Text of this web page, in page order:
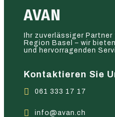
AVAN
Ihr zuverlässiger
Region Basel – wir
und hervorragenden
Kontaktieren Sie
061 333 17 17
info@avan.ch